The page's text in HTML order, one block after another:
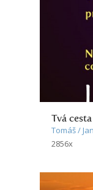
Tvá
Tomáš /
2856x